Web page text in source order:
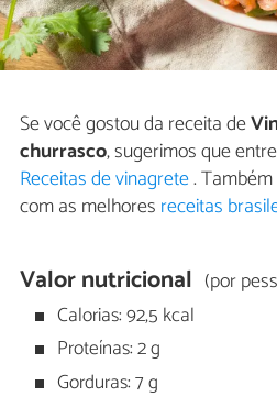
Se você gostou da receita de
churrasco, sugerimos que
Receitas de vinagrete.
com as melhores receitas
Valor nutricional (por
Calorias: 92,5 kcal
Proteínas: 2 g
Gorduras: 7 g